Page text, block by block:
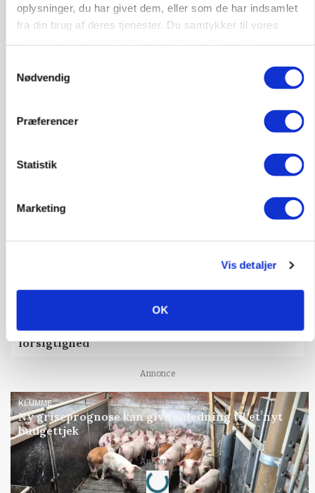
oplysninger, du har givet dem, eller som de har indsamlet
fra din brug af deres tjenester. Du samtykker til vores
Nødvendig
Præferencer
Statistik
Marketing
Vis detaljer
OK
Olieprisfald og fredshåb sender F5-renten ned
Lave grisepriser og nye regler øger landbobanks
forsigtighed
Annonce
KLUMME
Ny griseprognose kan give anledning til et nyt
budgettjek
Annonce
Loading...